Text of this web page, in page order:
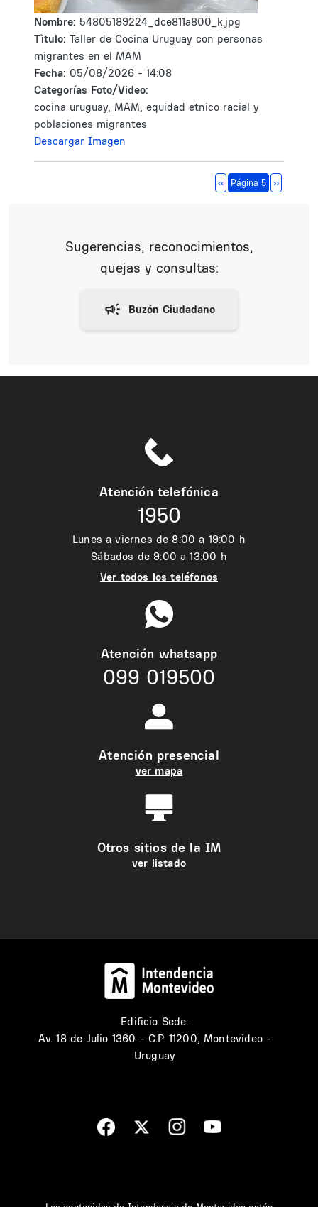
Nombre: 54805189224_dce811a800_k.jpg
Tìtulo: Taller de Cocina Uruguay con personas
migrantes en el MAM
Fecha: 05/08/2026 - 14:08
Categorías Foto/Video:
cocina uruguay, MAM, equidad etnico racial y
poblaciones migrantes
Descargar Imagen
Página anterior
‹‹ Página 5 Siguiente
››
Sugerencias, reconocimientos,
quejas y consultas:
Atención telefónica
1950
Lunes a viernes de 8:00 a 19:00 h
Sábados de 9:00 a 13:00 h
Ver todos los teléfonos
Atención whatsapp
099 019500
Atención presencial
ver mapa
Otros sitios de la IM
ver listado
Edificio Sede:
Av. 18 de Julio 1360 - C.P. 11200, Montevideo -
Uruguay